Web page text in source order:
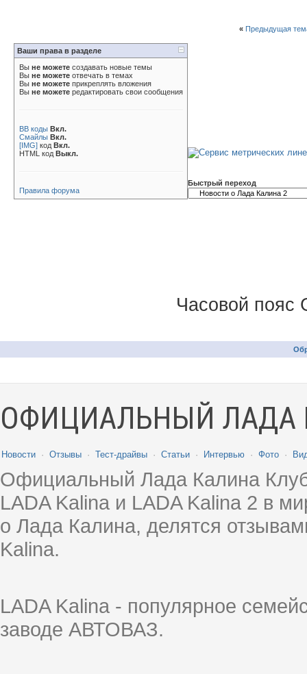
« Предыдущая
Ваши права в разделе
Вы не можете создавать новые темы
Вы не можете отвечать в темах
Вы не можете прикреплять вложения
Вы не можете редактировать свои сообщения
BB коды Вкл.
Смайлы Вкл.
[IMG] код Вкл.
HTML код Выкл.
Правила форума
Быстрый переход
Часовой пояс
ОФИЦИАЛЬНЫЙ ЛАДА
Новости · Отзывы · Тест-драйвы · Статьи · Интервью · Фото ·
Официальный Лада Калина
LADA Kalina и LADA Kalina 2 в
о Лада Калина, делятся
Kalina.
LADA Kalina - популярное
заводе АВТОВАЗ.